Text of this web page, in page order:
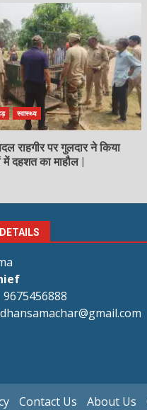
स्वास्थ्य
राहगीर पर गुलदार ने किया
में दहशत का माहौल |
9675456888
Contact Us About Us